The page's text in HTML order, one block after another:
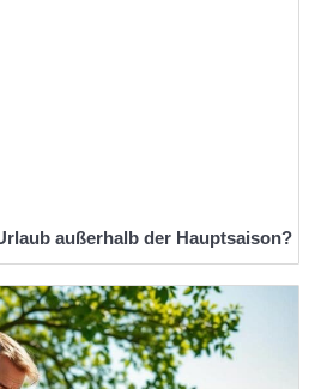
außerhalb der Hauptsaison?